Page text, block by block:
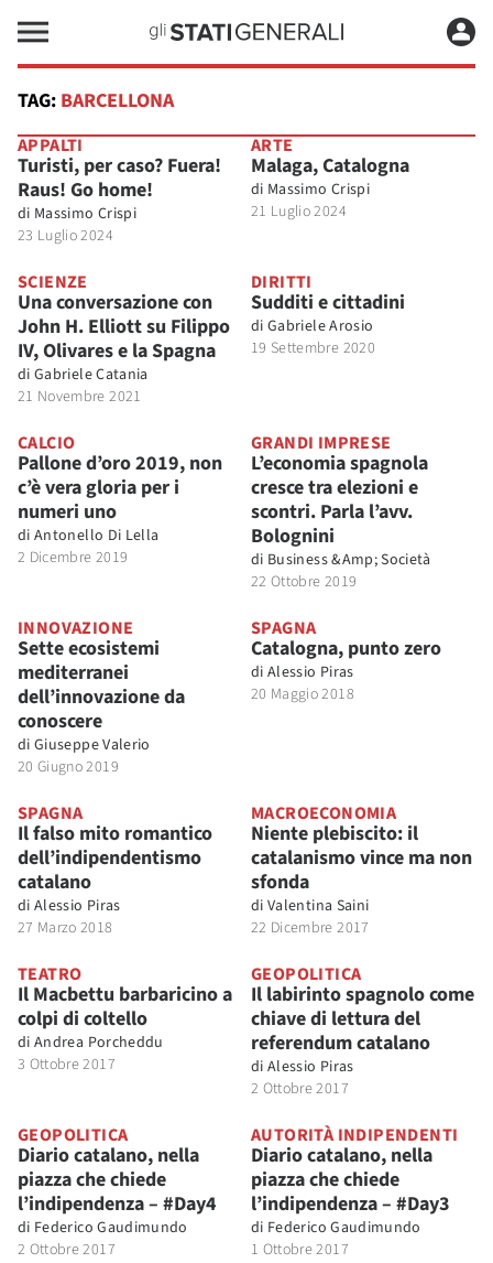
TAG: BARCELLONA
APPALTI
Turisti, per caso? Fuera!
Raus! Go home!
di Massimo Crispi
23 Luglio 2024
ARTE
Malaga, Catalogna
di Massimo Crispi
21 Luglio 2024
SCIENZE
Una conversazione con
John H. Elliott su Filippo
IV, Olivares e la Spagna
di Gabriele Catania
21 Novembre 2021
DIRITTI
Sudditi e cittadini
di Gabriele Arosio
19 Settembre 2020
CALCIO
Pallone d’oro 2019, non
c’è vera gloria per i
numeri uno
di Antonello Di Lella
2 Dicembre 2019
GRANDI IMPRESE
L’economia spagnola
cresce tra elezioni e
scontri. Parla l’avv.
Bolognini
di Business &Amp; Società
22 Ottobre 2019
INNOVAZIONE
Sette ecosistemi
mediterranei
dell’innovazione da
conoscere
di Giuseppe Valerio
20 Giugno 2019
SPAGNA
Catalogna, punto zero
di Alessio Piras
20 Maggio 2018
SPAGNA
Il falso mito romantico
dell’indipendentismo
catalano
di Alessio Piras
27 Marzo 2018
MACROECONOMIA
Niente plebiscito: il
catalanismo vince ma non
sfonda
di Valentina Saini
22 Dicembre 2017
TEATRO
Il Macbettu barbaricino a
colpi di coltello
di Andrea Porcheddu
3 Ottobre 2017
GEOPOLITICA
Il labirinto spagnolo come
chiave di lettura del
referendum catalano
di Alessio Piras
2 Ottobre 2017
GEOPOLITICA
Diario catalano, nella
piazza che chiede
l’indipendenza – #Day4
di Federico Gaudimundo
2 Ottobre 2017
AUTORITÀ INDIPENDENTI
Diario catalano, nella
piazza che chiede
l’indipendenza – #Day3
di Federico Gaudimundo
1 Ottobre 2017